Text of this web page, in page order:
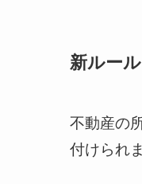
新ルール
不動産の
付けられ